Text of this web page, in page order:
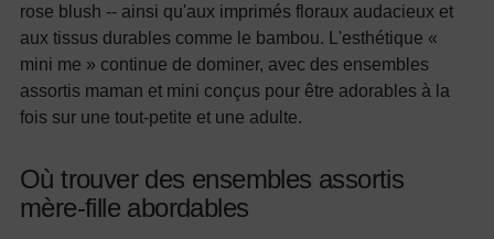
rose blush -- ainsi qu'aux imprimés floraux audacieux et
aux tissus durables comme le bambou. L'esthétique «
mini me » continue de dominer, avec des ensembles
assortis maman et mini conçus pour être adorables à la
fois sur une tout-petite et une adulte.
Où trouver des ensembles assortis
mère-fille abordables